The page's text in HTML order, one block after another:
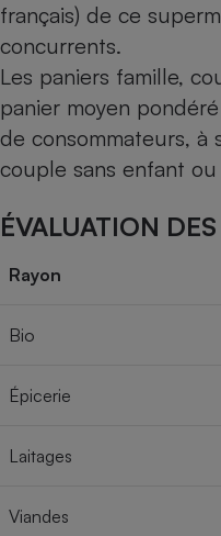
français) de ce
concurrents.
Les paniers famille,
panier moyen
de consommateurs, à
couple sans enfant
ÉVALUATION
Rayon
Bio
Épicerie
Laitages
Viandes